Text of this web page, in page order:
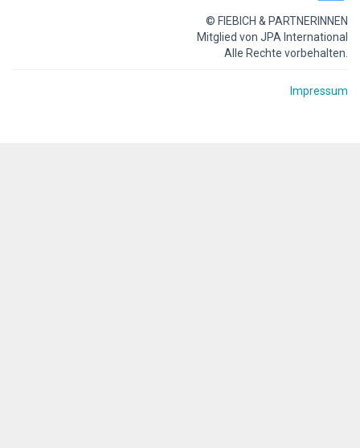
© FIEBICH & PARTNERINNEN
Mitglied von JPA International
Alle Rechte vorbehalten.
Impressum